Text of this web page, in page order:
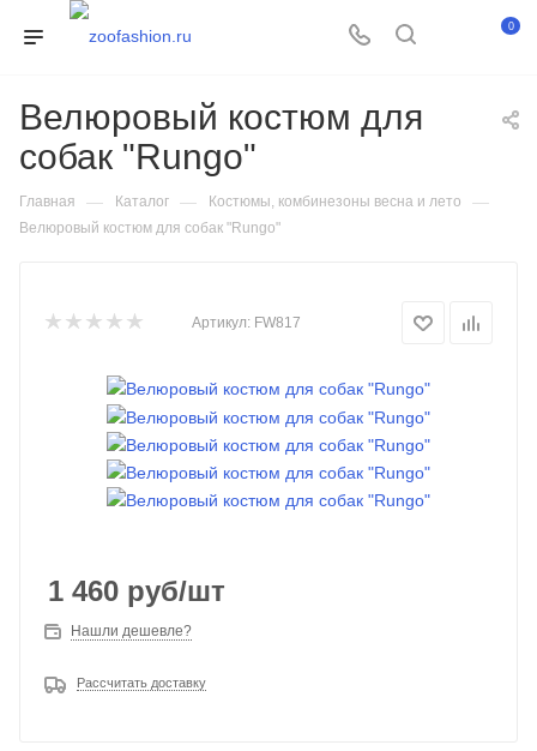
0
Велюровый костюм для
собак "Rungo"
Главная — Каталог — Костюмы, комбинезоны весна и лето —
Велюровый костюм для собак "Rungo"
Артикул: FW817
1 460 руб/шт
Нашли дешевле?
Рассчитать доставку